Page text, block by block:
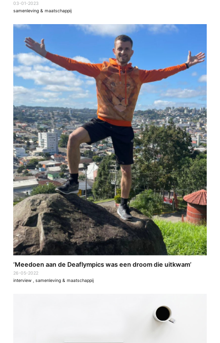
03-01-2023
samenleving & maatschappij
‘Meedoen aan de Deaflympics was een droom die uitkwam’
26-05-2022
interview
samenleving & maatschappij